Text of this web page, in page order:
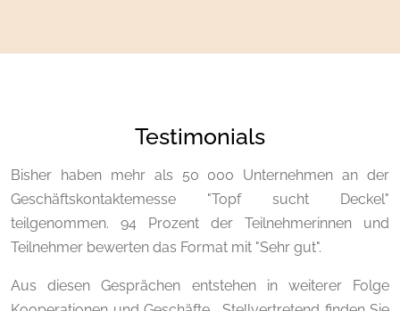
Testimonials
Bisher haben mehr als 50 000 Unternehmen an der
Geschäftskontaktemesse "Topf sucht Deckel"
teilgenommen. 94 Prozent der Teilnehmerinnen und
Teilnehmer bewerten das Format mit "Sehr gut".
Aus diesen Gesprächen entstehen in weiterer Folge